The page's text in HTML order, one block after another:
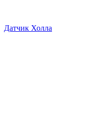
Датчик Холла